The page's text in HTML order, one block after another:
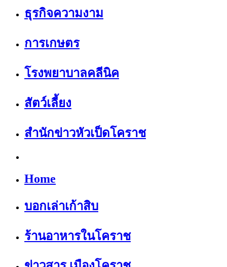
ธุรกิจความงาม
การเกษตร
โรงพยาบาลคลีนิค
สัตว์เลี้ยง
สำนักข่าวหัวเป็ดโคราช
Home
บอกเล่าเก้าสิบ
ร้านอาหารในโคราช